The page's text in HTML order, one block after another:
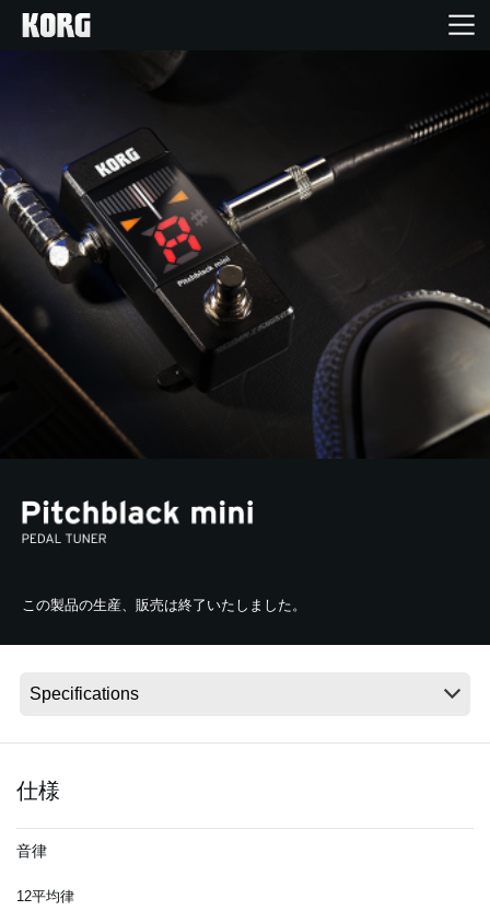
Products
Import Products
Features
Support
Location
この製品の生産、販売は終了いたしました。
仕様
音律
12平均律